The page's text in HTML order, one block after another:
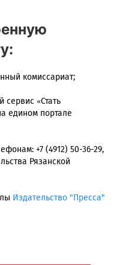
комиссариат;
сервис «Стать
едином портале
+7 (4912) 50-36-29,
Рязанской
Издательство "Пресса"